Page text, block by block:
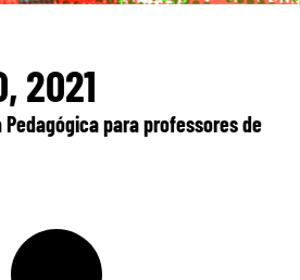
2021
Pedagógica para professores de